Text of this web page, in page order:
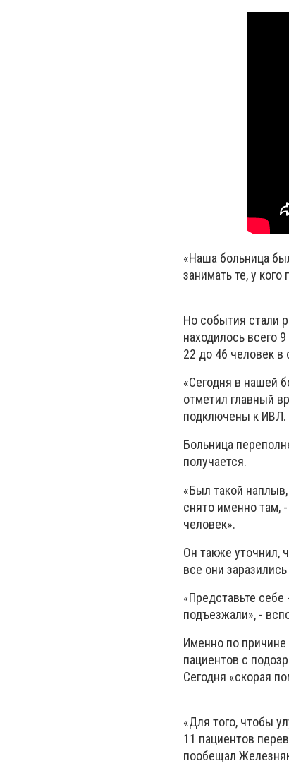
«Наша больница
занимать те, у
Но события стали
находилось всего
22 до 46 человек в
«Сегодня в нашей
отметил главный
подключены к ИВЛ.
Больница
получается.
«Был такой
снято именно там,
человек».
Он также уточнил,
все они
«Представьте
подъезжали», -
Именно по
пациентов с
Сегодня «скорая
«Для того, чтобы
11 пациентов
пообещал